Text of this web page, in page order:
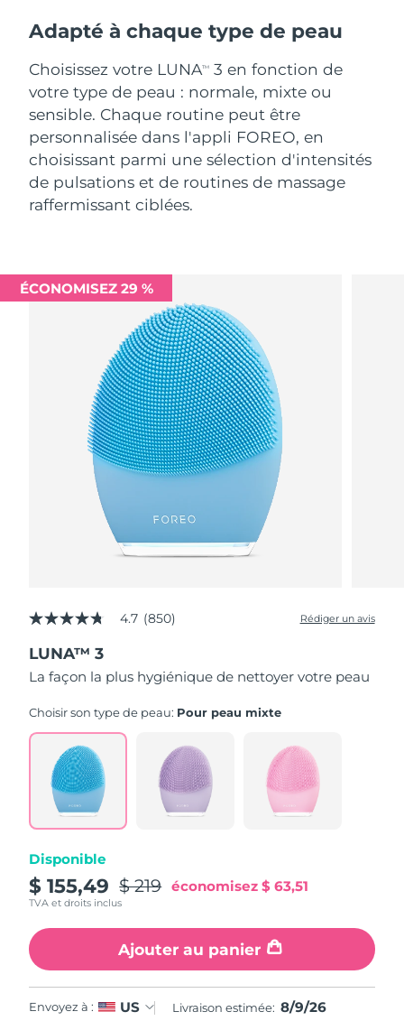
Adapté à chaque type de peau
Choisissez votre LUNATM
3 en fonction de
votre type de peau : normale, mixte ou
sensible. Chaque routine peut être
personnalisée dans l'appli FOREO, en
choisissant parmi une sélection d'intensités
de pulsations et de routines de massage
raffermissant ciblées.
ÉCONOMISEZ 29 %
4.7
sur
5,
valeur
la
moyenne.
Read
850
Reviews.
Lien
la
page.
4.7 (850) Rédiger un avis
LUNA™ 3
La façon la plus hygiénique de nettoyer votre peau
Choisir son type de peau: Pour peau mixte
Disponible
$ 155,49 $ 219 économisez$ 63,51
TVA et droits inclus
Ajouter au panier
Envoyez à : US Livraison estimée: 8/9/26